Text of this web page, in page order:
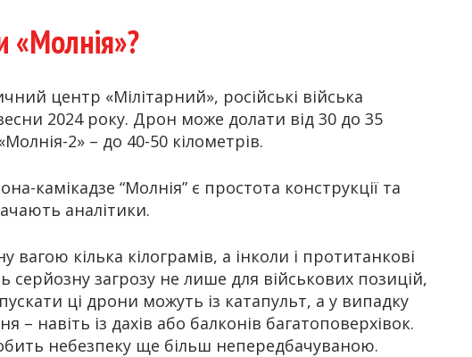
«Молнія»?
центр «Мілітарний», російські війська
2024 року. Дрон може долати від 30 до 35
2» – до 40-50 кілометрів.
камікадзе “Молнія” є простота конструкції та
аналітики.
вагою кілька кілограмів, а інколи і протитанкові
серйозну загрозу не лише для військових позицій,
ці дрони можуть із катапульт, а у випадку
– навіть із дахів або балконів багатоповерхівок.
небезпеку ще більш непередбачуваною.